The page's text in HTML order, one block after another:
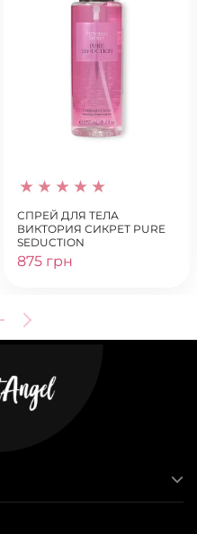
СПРЕЙ ДЛЯ ТЕЛА
ВИКТОРИЯ СИКРЕТ PURE
SEDUCTION
875 грн